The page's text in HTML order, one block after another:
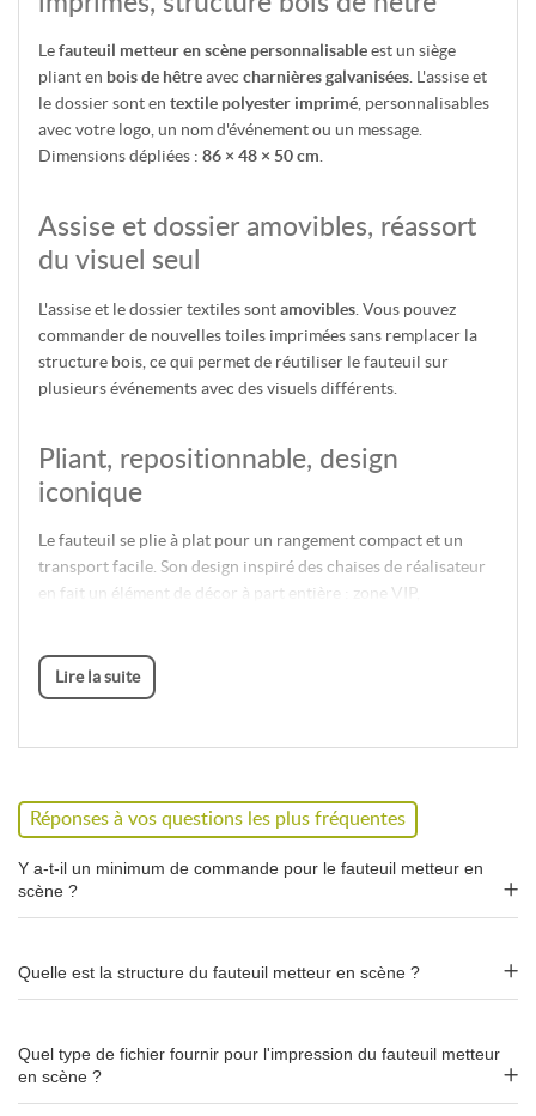
Lefauteuil metteur en scène personnalisableest un siège
pliant en bois de hêtreavec charnières galvanisées . L'assise et
le dossier sont en textile polyester imprimé , personnalisables
avec votre logo, un nom d'événement ou un message.
Dimensions dépliées : 86 × 48 × 50 cm
Assise et dossier amovibles, réassort
du visuel seul
L'assise et le dossier textiles sontamovibles . Vous pouvez
commander de nouvelles toiles imprimées sans remplacer la
structure bois, ce qui permet de réutiliser le fauteuil sur
plusieurs événements avec des visuels différents.
Pliant, repositionnable, design
iconique
Le fauteuil se plie à plat pour un rangement compact et un
transport facile. Son design inspiré des chaises de réalisateur
en fait un élément de décor à part entière : zone VIP,
événementiel
Pour d'autres formats d'assise personnalisée, découvrez le
transat publicitaire personnalisé(bois de hêtre, 3 positions), le
hamac publicitaire.
Dimensions
86 × 48 × 50 cm
Structure
Lire la suite
Réponses à vos questions les plus fréquentes
Y a-t-il un minimum de commande pour le fauteuil metteur en
scène ?
Quelle est la structure du fauteuil metteur en scène ?
Quel type de fichier fournir pour l'impression du fauteuil metteur
en scène ?